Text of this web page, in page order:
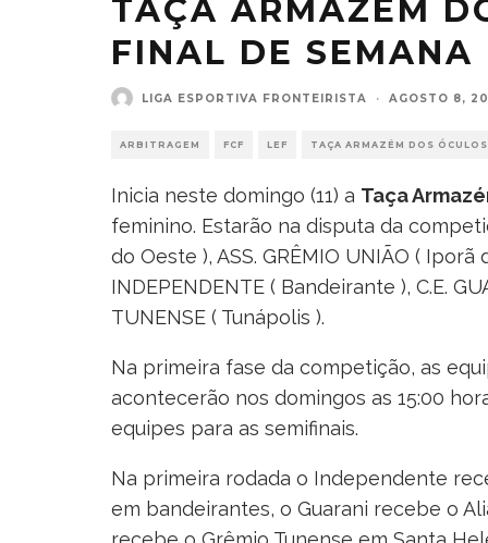
TAÇA ARMAZÉM
FINAL DE SEMANA
LIGA ESPORTIVA FRONTEIRISTA · AGOSTO 8,
ARBITRAGEM FCF LEF TAÇA ARMAZÉM DOS ÓCULOS
Inicia neste domingo (11) a Taça
feminino. Estarão na disputa da
do Oeste ), ASS. GRÊMIO UNIÃO ( Iporã
INDEPENDENTE ( Bandeirante ), C.E.
TUNENSE ( Tunápolis ).
Na primeira fase da competição, as
acontecerão nos domingos as 15:00
equipes para as semifinais.
Na primeira rodada o Independente
em bandeirantes, o Guarani recebe o